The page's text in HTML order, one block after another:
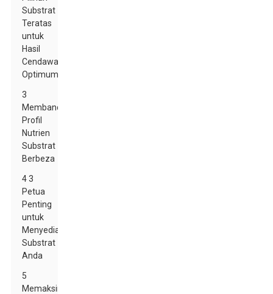
Substrat
Teratas
untuk
Hasil
Cendawan
Optimum
3
Membandingkan
Profil
Nutrien
Substrat
Berbeza
4 3
Petua
Penting
untuk
Menyediakan
Substrat
Anda
5
Memaksimumkan